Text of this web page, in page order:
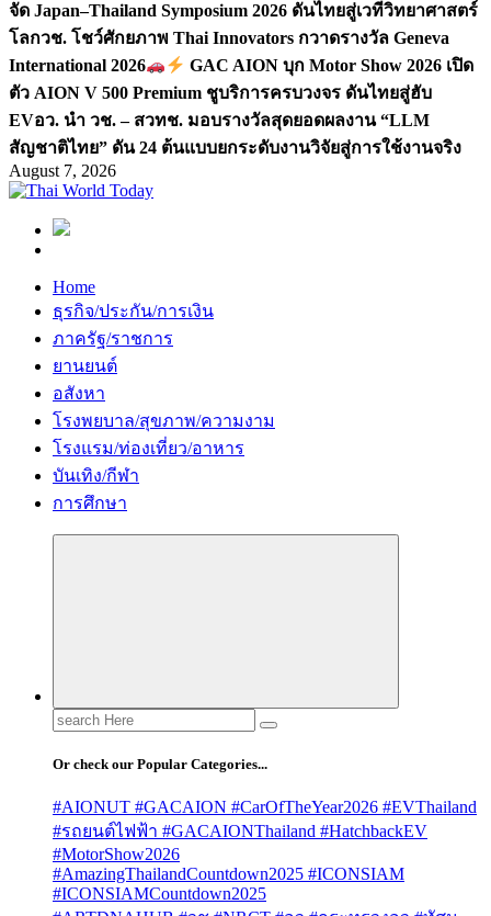
จัด Japan–Thailand Symposium 2026 ดันไทยสู่เวทีวิทยาศาสตร์
โลกวช. โชว์ศักยภาพ Thai Innovators กวาดรางวัล Geneva
International 2026
GAC AION บุก Motor Show 2026 เปิด
ตัว AION V 500 Premium ชูบริการครบวงจร ดันไทยสู่ฮับ
EVอว. นำ วช. – สวทช. มอบรางวัลสุดยอดผลงาน “LLM
สัญชาติไทย” ดัน 24 ต้นแบบยกระดับงานวิจัยสู่การใช้งานจริง
August 7, 2026
Home
ธุรกิจ/ประกัน/การเงิน
ภาครัฐ/ราชการ
ยานยนต์
อสังหา
โรงพยบาล/สุขภาพ/ความงาม
โรงแรม/ท่องเที่ยว/อาหาร
บันเทิง/กีฬา
การศึกษา
Search
for:
Or check our Popular Categories...
#AIONUT #GACAION #CarOfTheYear2026 #EVThailand
#รถยนต์ไฟฟ้า #GACAIONThailand #HatchbackEV
#MotorShow2026
#AmazingThailandCountdown2025 #ICONSIAM
#ICONSIAMCountdown2025